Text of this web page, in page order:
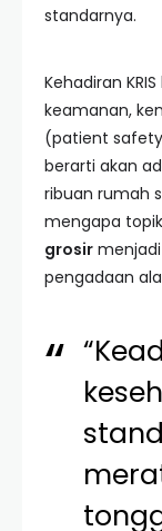
standarnya.
Kehadiran
keamanan,
(patient
berarti akan
ribuan rumah
mengapa
grosir
pengadaan